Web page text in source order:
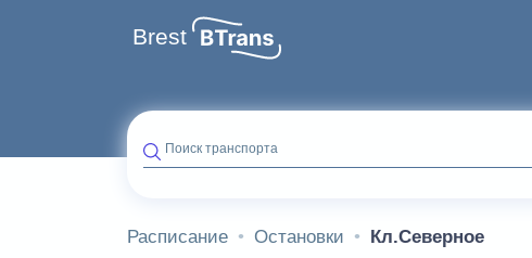
Brest
Поиск транспорта
Расписание Остановки Кл.Северное